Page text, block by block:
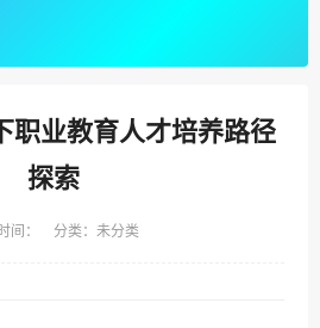
职业教育人才培养路径
探索
间： 分类：未分类